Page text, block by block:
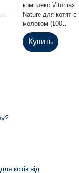
комплекс Vitomax
Nature для котят с
молоком (100
таблеток)
Купить
котів від